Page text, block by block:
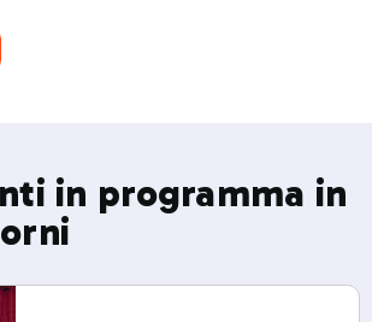
in programma in